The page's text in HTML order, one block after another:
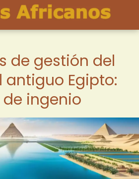
de gestión del
antiguo Egipto:
ingenio